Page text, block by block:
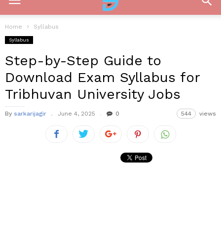
Home Syllabus
Syllabus
Step-by-Step Guide to
Download Exam Syllabus for
Tribhuvan University Jobs
By sarkarijagir June 4, 2025 0 544 views